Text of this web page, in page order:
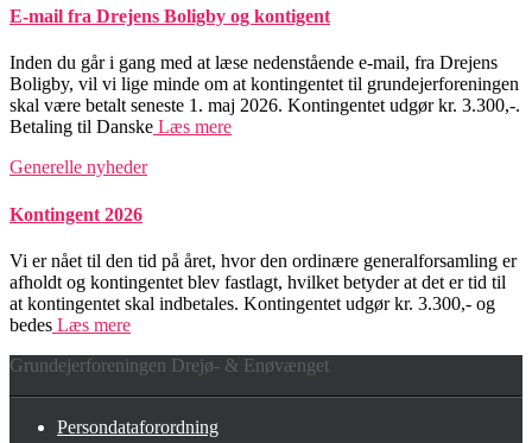
E-mail fra Drejens Boligby og kontigent
Inden du går i gang med at læse nedenstående e-mail, fra Drejens
Boligby, vil vi lige minde om at kontingentet til grundejerforeningen
skal være betalt seneste 1. maj 2026. Kontingentet udgør kr. 3.300,-.
Betaling til Danske Læs mere
Generelle nyheder
Kontingent 2026
Vi er nået til den tid på året, hvor den ordinære generalforsamling er
afholdt og kontingentet blev fastlagt, hvilket betyder at det er tid til
at kontingentet skal indbetales. Kontingentet udgør kr. 3.300,- og
bedes Læs mere
Grundejerforeningen Drejø- & Enøvænget
Persondataforordning